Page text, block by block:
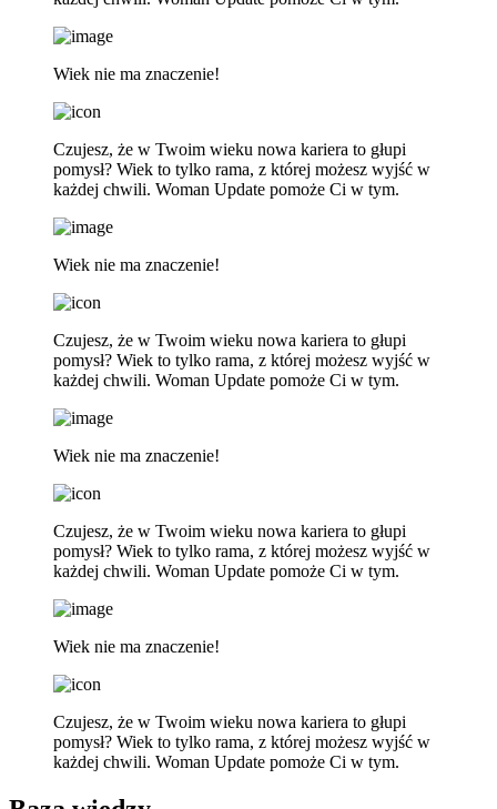
Wiek nie ma znaczenie!
Czujesz, że w Twoim wieku nowa kariera to głupi
pomysł? Wiek to tylko rama, z której możesz wyjść w
każdej chwili. Woman Update pomoże Ci w tym.
Wiek nie ma znaczenie!
Czujesz, że w Twoim wieku nowa kariera to głupi
pomysł? Wiek to tylko rama, z której możesz wyjść w
każdej chwili. Woman Update pomoże Ci w tym.
Wiek nie ma znaczenie!
Czujesz, że w Twoim wieku nowa kariera to głupi
pomysł? Wiek to tylko rama, z której możesz wyjść w
każdej chwili. Woman Update pomoże Ci w tym.
Wiek nie ma znaczenie!
Czujesz, że w Twoim wieku nowa kariera to głupi
pomysł? Wiek to tylko rama, z której możesz wyjść w
każdej chwili. Woman Update pomoże Ci w tym.